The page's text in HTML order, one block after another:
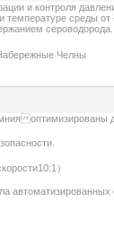
и контроля
среды от
сероводорода.
Челны
оптимизированы
）